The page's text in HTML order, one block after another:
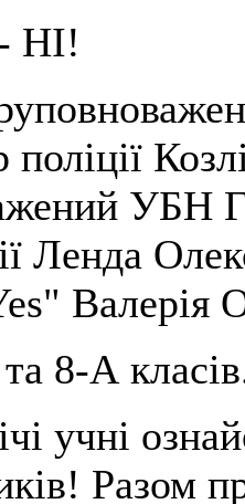
НІ!
поліції
УБН
Ленда
Валерія
8-А
учні
Разом